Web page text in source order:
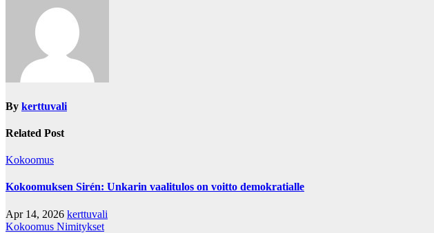
By kerttuvali
Related Post
Kokoomus
Kokoomuksen Sirén: Unkarin vaalitulos on voitto demokratialle
Apr 14, 2026 kerttuvali
Kokoomus Nimitykset